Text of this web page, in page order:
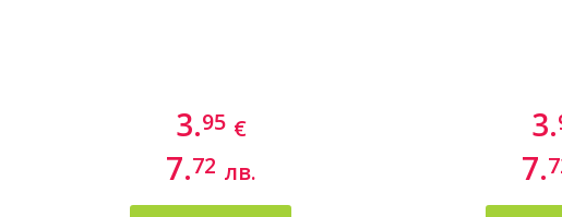
3.95 €
7.72 лв.
3.
7.